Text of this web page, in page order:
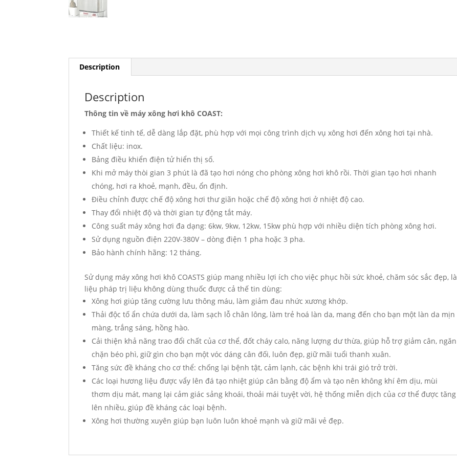
Description
Description
Thông tin về máy xông hơi khô COAST:
Thiết kế tinh tế, dễ dàng lắp đặt, phù hợp với mọi công trình dịch vụ xông hơi đến xông hơi tại nhà.
Chất liệu: inox.
Bảng điều khiển điện tử hiển thị số.
Khi mở máy thòi gian 3 phút là đã tạo hơi nóng cho phòng xông hơi khô rồi. Thời gian tạo hơi nhanh
chóng, hơi ra khoẻ, mạnh, đều, ổn định.
Điều chỉnh được chế độ xông hơi thư giãn hoặc chế độ xông hơi ở nhiệt độ cao.
Thay đổi nhiệt độ và thời gian tự động tắt máy.
Công suất máy xông hơi đa dạng: 6kw, 9kw, 12kw, 15kw phù hợp với nhiều diện tích phòng xông hơi.
Sử dụng nguồn điện 220V-380V – dòng điện 1 pha hoặc 3 pha.
Bảo hành chính hãng: 12 tháng.
Sử dụng máy xông hơi khô COASTS giúp mang nhiều lợi ích cho việc phục hồi sức khoẻ, chăm sóc sắc đẹp, là
liệu pháp trị liệu không dùng thuốc được cả thế tin dùng:
Xông hơi giúp tăng cường lưu thông máu, làm giảm đau nhức xương khớp.
Thải độc tố ẩn chứa dưới da, làm sạch lỗ chân lông, làm trẻ hoá làn da, mang đến cho bạn một làn da mịn
màng, trắng sáng, hồng hào.
Cải thiện khả năng trao đổi chất của cơ thể, đốt cháy calo, năng lượng dư thừa, giúp hỗ trợ giảm cân, ngăn
chặn béo phì, giữ gìn cho bạn một vóc dáng cân đối, luôn đẹp, giữ mãi tuổi thanh xuân.
Tăng sức đề kháng cho cơ thể: chống lại bệnh tật, cảm lạnh, các bệnh khi trái gió trở trời.
Các loại hương liệu được vẩy lên đá tạo nhiệt giúp cân bằng độ ẩm và tạo nên không khí êm dịu, mùi
thơm dịu mát, mang lại cảm giác sảng khoái, thoải mái tuyệt vời, hệ thống miễn dịch của cơ thể được tăng
lên nhiều, giúp đề kháng các loại bệnh.
Xông hơi thường xuyên giúp bạn luôn luôn khoẻ mạnh và giữ mãi vẻ đẹp.